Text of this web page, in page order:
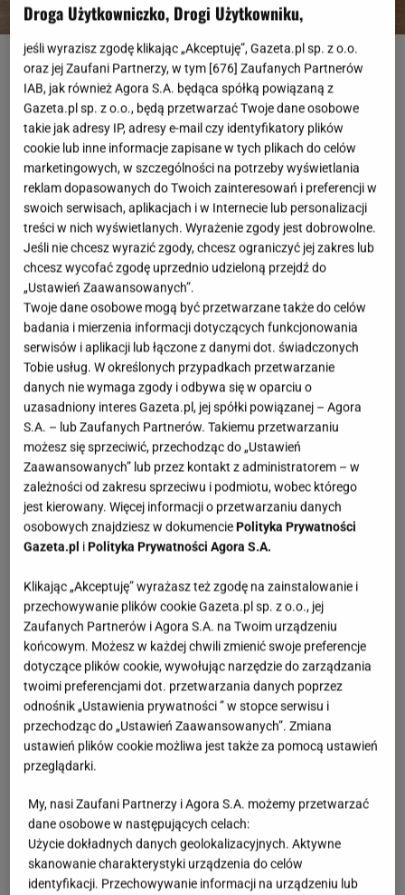
fot. Instagram @riekeruk
OTWÓRZ GALERIĘ(3)
Wraz z końcem września nadchodzi moment, gdy
lekkie i wygodne buty chowamy na dno szafy i
robimy miejsce dla wymyślnych botków i skórzanych
kozaków. Są to jednak buty, które kojarzą się ze
świetnym stylem, a rzadko kiedy z całodzienną
wygodą. Jeżeli więc nie chcesz żegnać się z
komfortem nawet podczas jesiennych chłodów, to
koniecznie przyjrzyj się nowej kolekcji od
szwajcarskiej marki Rieker. Ja znalazłam tam
prawdziwy ideał.
Droga Użytkowniczko, Drogi Użytkowniku,
jeśli wyrazisz zgodę klikając „Akceptuję”, Gazeta.pl sp. z o.o.
oraz jej Zaufani Partnerzy, w tym [676] Zaufanych Partnerów
IAB, jak również Agora S.A. będąca spółką powiązaną z
Gazeta.pl sp. z o.o., będą przetwarzać Twoje dane osobowe
takie jak adresy IP, adresy e-mail czy identyfikatory plików
cookie lub inne informacje zapisane w tych plikach do celów
marketingowych, w szczególności na potrzeby wyświetlania
reklam dopasowanych do Twoich zainteresowań i preferencji w
swoich serwisach, aplikacjach i w Internecie lub personalizacji
treści w nich wyświetlanych. Wyrażenie zgody jest dobrowolne.
Jeśli nie chcesz wyrazić zgody, chcesz ograniczyć jej zakres lub
chcesz wycofać zgodę uprzednio udzieloną przejdź do
„Ustawień Zaawansowanych”.
Twoje dane osobowe mogą być przetwarzane także do celów
badania i mierzenia informacji dotyczących funkcjonowania
serwisów i aplikacji lub łączone z danymi dot. świadczonych
Tobie usług. W określonych przypadkach przetwarzanie
danych nie wymaga zgody i odbywa się w oparciu o
uzasadniony interes Gazeta.pl, jej spółki powiązanej – Agora
S.A. – lub Zaufanych Partnerów. Takiemu przetwarzaniu
możesz się sprzeciwić, przechodząc do „Ustawień
Zaawansowanych” lub przez kontakt z administratorem – w
zależności od zakresu sprzeciwu i podmiotu, wobec którego
jest kierowany. Więcej informacji o przetwarzaniu danych
osobowych znajdziesz w dokumencie Polityka Prywatności
Gazeta.pl i Polityka Prywatności Agora S.A.
Klikając „Akceptuję” wyrażasz też zgodę na zainstalowanie i
przechowywanie plików cookie Gazeta.pl sp. z o.o., jej
Zaufanych Partnerów i Agora S.A. na Twoim urządzeniu
końcowym. Możesz w każdej chwili zmienić swoje preferencje
dotyczące plików cookie, wywołując narzędzie do zarządzania
twoimi preferencjami dot. przetwarzania danych poprzez
odnośnik „Ustawienia prywatności ” w stopce serwisu i
przechodząc do „Ustawień Zaawansowanych”. Zmiana
ustawień plików cookie możliwa jest także za pomocą ustawień
przeglądarki.
My, nasi Zaufani Partnerzy i Agora S.A. możemy przetwarzać
dane osobowe w następujących celach:
Użycie dokładnych danych geolokalizacyjnych. Aktywne
skanowanie charakterystyki urządzenia do celów
identyfikacji. Przechowywanie informacji na urządzeniu lub